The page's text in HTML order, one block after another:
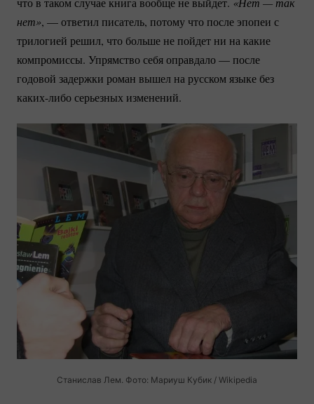
нет», — ответил писатель, потому что после эпопеи с
трилогией решил, что больше не пойдет ни на какие
компромиссы. Упрямство себя оправдало — после
годовой задержки роман вышел на русском языке без
каких-либосерьезных изменений.
Станислав Лем. Фото: Мариуш Кубик / Wikipedia